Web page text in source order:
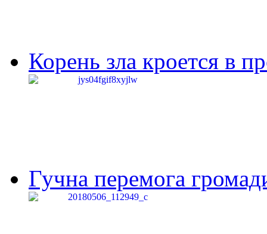
Корень зла кроется в
Гучна перемога